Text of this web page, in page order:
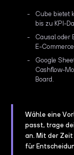
Cube bietet
bis zu KPI-
Causal oder
E-
Google
Cashflow-
Board.
Wähle eine
passt, trage
an. Mit der
für